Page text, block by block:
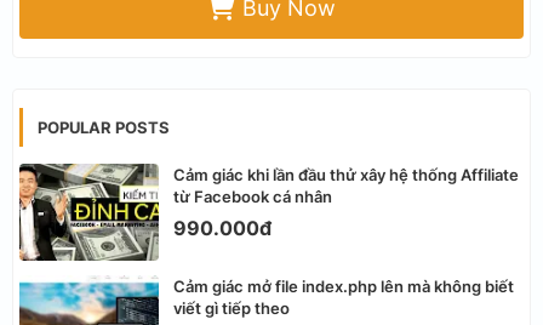
Buy Now
POPULAR POSTS
Cảm giác khi lần đầu thử xây hệ thống Affiliate
từ Facebook cá nhân
990.000đ
Cảm giác mở file index.php lên mà không biết
viết gì tiếp theo